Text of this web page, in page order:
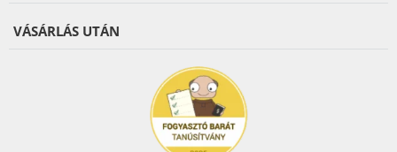
VÁSÁRLÁS UTÁN